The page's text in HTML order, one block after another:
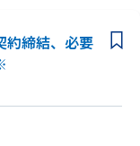
観点での関与
動車部品など
約締結、必要